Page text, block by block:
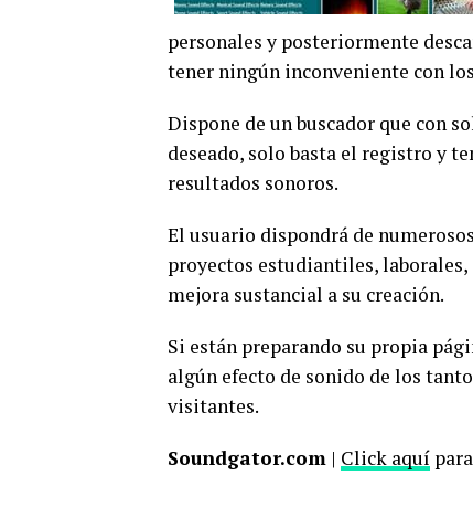
personales y posteriormente
tener ningún inconveniente con los
Dispone de un buscador que con
deseado, solo basta el registro y
resultados sonoros.
El usuario dispondrá de numerosos
proyectos estudiantiles,
mejora sustancial a su creación.
Si están preparando su propia
algún efecto de sonido de los
visitantes.
Soundgator.com | Click aquí